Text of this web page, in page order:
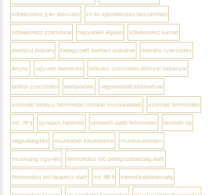
kötelesrész 5 év elévülés 10 év ajándékozás beszámítás
kötelesrész számítása hagyatéki eljárás kötelesrész kamat
élettársi öröklés bejegyzett élettárs öröklése öröklési szerződés
ényny ügyvéd debrecen öröklési szerződés előnyei hátrányai
tartási szerződés életjáradék végrendelet alternatívái
azonnali hatályú felmondás indokai munkavállaló azonnali felmondás
mt. 78 § 15 napos határidő próbaidő alatti felmondás távolléti díj
végkielégítés munkabér késedelme munkavédelem
munkajog ügyvéd felmondási idő betegszabadság alatt
felmondási idő táppénz alatt mt. 68 § keresőképtelenség